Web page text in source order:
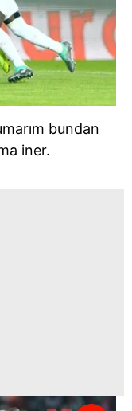
bundan
iner.